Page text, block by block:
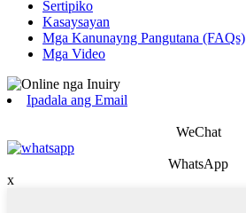
Sertipiko
Kasaysayan
Mga Kanunayng Pangutana (FAQs)
Mga Video
Ipadala ang Email
WeChat
WhatsApp
x